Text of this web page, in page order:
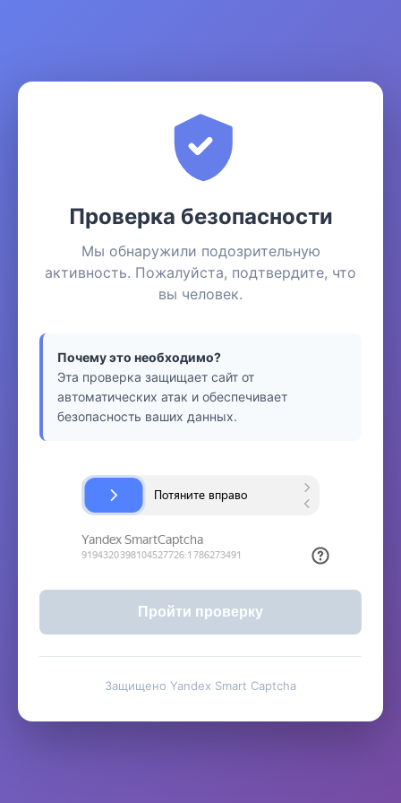
Проверка безопасности
Мы обнаружили подозрительную
активность. Пожалуйста, подтвердите, что
вы человек.
Почему это необходимо?
Эта проверка защищает сайт от
автоматических атак и обеспечивает
безопасность ваших данных.
Пройти проверку
Защищено Yandex Smart Captcha